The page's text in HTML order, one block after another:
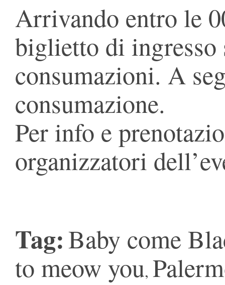
Arrivando entro le
biglietto di
consumazioni. A
consumazione.
Per info e
organizzatori
Tag:Baby come
to meow you,